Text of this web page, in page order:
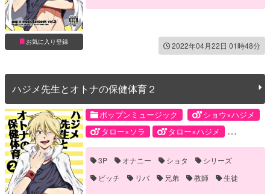
お気に入り登録 2022年04月22日 01時48分
ハジメ先生とオトナの保健体育２
ポップンミュージック
ショウ×ハジメ
タロー×ソラ
タロー×ハジメ
ハジメ×ハジメ
ショウ
ソラ
タロー
ハジメ
3P オナニー ショタ
シリーズ
ビッチ
リバ 兄弟 教師 生徒